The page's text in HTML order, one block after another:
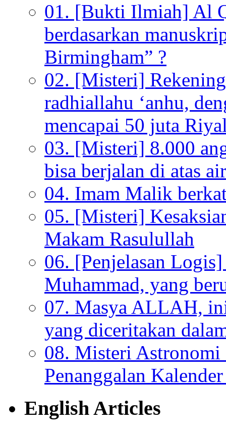
01. [Bukti Ilmiah] Al
berdasarkan
Birmingham” ?
02. [Misteri]
radhiallahu ‘anhu,
mencapai 50 juta
03. [Misteri] 8.000
bisa berjalan di atas
04. Imam Malik
05. [Misteri]
Makam Rasulullah
06. [Penjelasan
Muhammad, yang
07. Masya ALLAH,
yang diceritakan
08. Misteri Astronomi
Penanggalan
English Articles